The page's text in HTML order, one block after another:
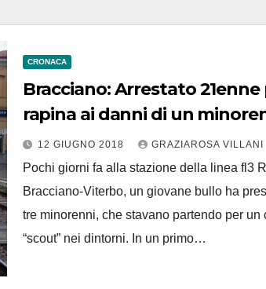
CRONACA
Bracciano: Arrestato 21enne
rapina ai danni di un
12 GIUGNO 2018 GRAZIAROSA VILLANI
Pochi giorni fa alla stazione della linea fl3
Bracciano-Viterbo, un giovane bullo ha
tre minorenni, che stavano partendo per un
“scout” nei dintorni. In un primo…